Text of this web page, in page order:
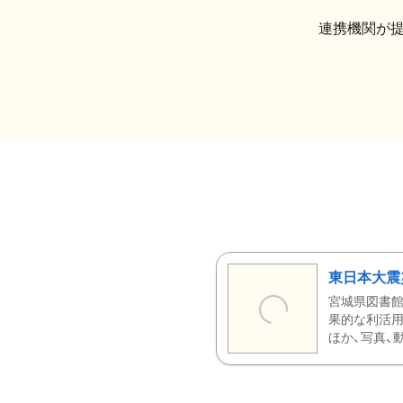
連携機関が
東日本大
宮城県図書
果的な利活
ほか、写真、